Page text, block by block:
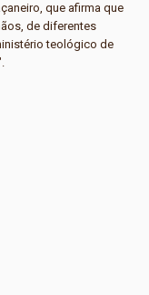
que afirma que
de diferentes
teológico de